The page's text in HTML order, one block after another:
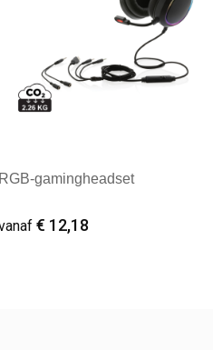
RGB-gamingheadset
€ 12,18